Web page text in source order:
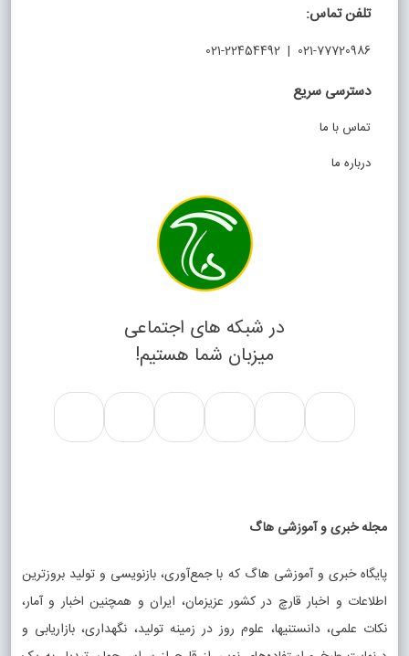
تلفن تماس:
021-77720986 | 021-22454492
دسترسی سریع
تماس با ما
درباره ما
در شبکه های اجتماعی
میزبان شما هستیم!
مجله خبری و آموزشی هاگ
پایگاه خبری و آموزشی هاگ که با جمع‌آوری، بازنویسی و تولید بروزترین
اطلاعات و اخبار قارچ در کشور عزیزمان، ایران و همچنین اخبار و آمار،
نکات علمی، دانستنیها، علوم روز در زمینه تولید، نگهداری، بازاریابی و